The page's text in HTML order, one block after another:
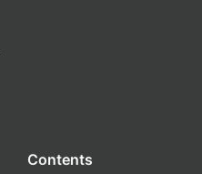
Contents